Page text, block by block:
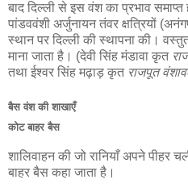
बाद दिल्ली से इस वंश का प्रभाव
पांडववंशी अर्जुनायन तंवर क्षत्रियों
स्थान पर दिल्ली की स्थापना की।
माना जाता है। (देवी सिंह मंडावा कृत
तथा ईश्वर सिंह मढ़ाड़ कृत राजपूत
बैस वंश की शाखाएँ
कोट बाहर बैस
शालिवाहन की जो रानियाँ अपने पीहर
बाहर बैस कहा जाता है।